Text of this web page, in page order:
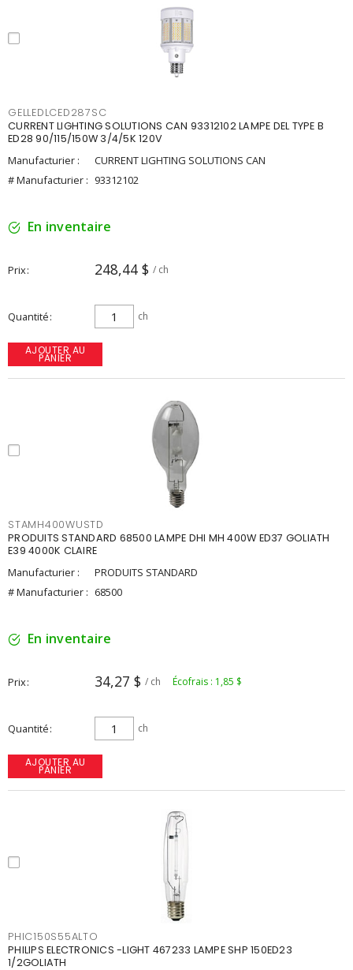
GELLEDLCED287SC
CURRENT LIGHTING SOLUTIONS CAN 93312102 LAMPE DEL TYPE B
ED28 90/115/150W 3/4/5K 120V
Manufacturier :
CURRENT LIGHTING SOLUTIONS CAN
# Manufacturier : 93312102
En inventaire
Prix 248,44 $ / ch
Quantité ch
AJOUTER AU
PANIER
STAMH400WUSTD
PRODUITS STANDARD 68500 LAMPE DHI MH 400W ED37 GOLIATH
E39 4000K CLAIRE
Manufacturier :
PRODUITS STANDARD
# Manufacturier : 68500
En inventaire
Prix 34,27 $ / ch Écofrais : 1,85 $
Quantité ch
AJOUTER AU
PANIER
PHIC150S55ALTO
PHILIPS ELECTRONICS -LIGHT 467233 LAMPE SHP 150ED23
1/2GOLIATH